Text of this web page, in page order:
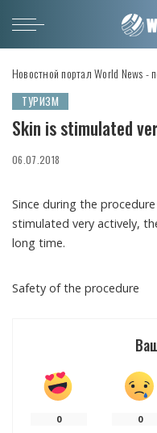
Новостной портал World News -
ТУРИЗМ
Skin is stimulated
06.07.2018
Since during the
stimulated very actively,
long time.
Safety of the procedure
0 0